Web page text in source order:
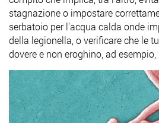
stagnazione o impostare
serbatoio per l'acqua calda onde
della legionella, o verificare che le
dovere e non eroghino, ad